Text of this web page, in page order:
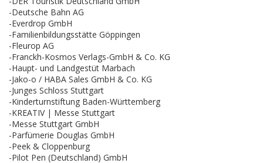
-Deutsche Bahn AG
-Everdrop GmbH
-Familienbildungsstätte Göppingen
-Fleurop AG
-Franckh-Kosmos Verlags-GmbH & Co. KG
-Haupt- und Landgestüt Marbach
-Jako-o / HABA Sales GmbH & Co. KG
-Junges Schloss Stuttgart
-Kinderturnstiftung Baden-Württemberg
-KREATIV | Messe Stuttgart
-Messe Stuttgart GmbH
-Parfümerie Douglas GmbH
-Peek & Cloppenburg
-Pilot Pen (Deutschland) GmbH